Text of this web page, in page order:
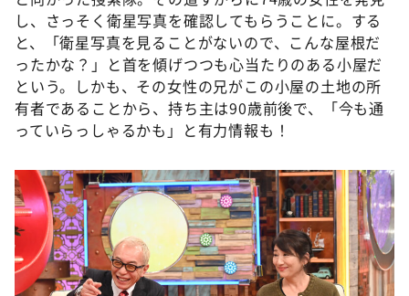
朝だ！生です旅サラダ
教えて！ニュースライブ 正義のミカタ
ＬＩＦＥ～夢のカタチ～
新婚さんいらっしゃい！
ポツンと一軒家
ザキ山小屋本館
ぺこぱのまるスポ
アナ回覧板
し、さっそく衛星写真を確認してもらうことに。する
と、「衛星写真を見ることがないので、こんな屋根だ
ったかな？」と首を傾げつつも心当たりのある小屋だ
という。しかも、その女性の兄がこの小屋の土地の所
有者であることから、持ち主は90歳前後で、「今も通
っていらっしゃるかも」と有力情報も！